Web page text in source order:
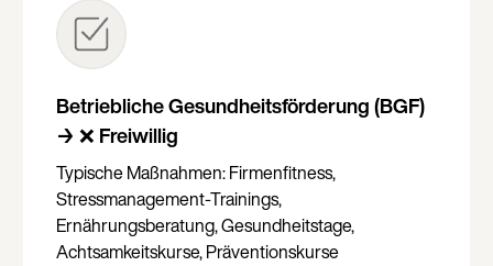
Betriebliche Gesundheitsförderung (BGF)
→ ❌ Freiwillig
Typische Maßnahmen: Firmenfitness,
Stressmanagement-Trainings,
Ernährungsberatung, Gesundheitstage,
Achtsamkeitskurse, Präventionskurse